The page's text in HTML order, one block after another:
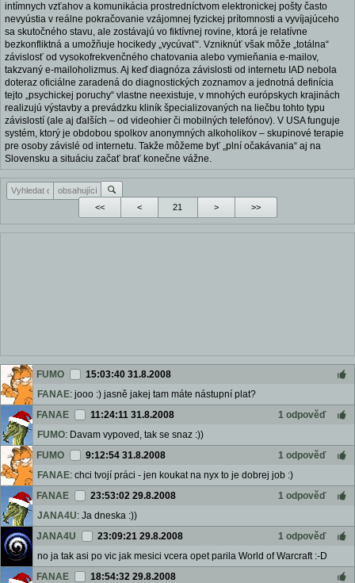
intímnych vzťahov a komunikácia prostredníctvom elektronickej pošty často
nevyústia v reálne pokračovanie vzájomnej fyzickej prítomnosti a vyvíjajúceho
sa skutočného stavu, ale zostávajú vo fiktívnej rovine, ktorá je relatívne
bezkonfliktná a umožňuje hocikedy „vycúvať“. Vzniknúť však môže „totálna“
závislosť od vysokofrekvenčného chatovania alebo vymieňania e-mailov,
takzvaný e-mailoholizmus. Aj keď diagnóza závislosti od internetu IAD nebola
doteraz oficiálne zaradená do diagnostických zoznamov a jednotná definícia
tejto „psychickej poruchy“ vlastne neexistuje, v mnohých európskych krajinách
realizujú výstavby a prevádzku kliník špecializovaných na liečbu tohto typu
závislostí (ale aj ďalších – od videohier či mobilných telefónov). V USA funguje
systém, ktorý je obdobou spolkov anonymných alkoholikov – skupinové terapie
pre osoby závislé od internetu. Takže môžeme byť „plní očakávania“ aj na
Slovensku a situáciu začať brať konečne vážne.
<< < > >>
FUMO
15:03:40 31.8.2008
FANAE: jooo :) jasně jakej tam máte nástupní plat?
FANAE
11:24:11 31.8.2008
1 odpověď
FUMO: Davam vypoved, tak se snaz :))
FUMO
9:12:54 31.8.2008
1 odpověď
FANAE: chci tvojí práci - jen koukat na nyx to je dobrej job :)
FANAE
23:53:02 29.8.2008
1 odpověď
JANA4U: Ja dneska :))
JANA4U
23:09:21 29.8.2008
1 odpověď
no ja tak asi po vic jak mesici vcera opet parila World of Warcraft :-D
FANAE
18:54:32 29.8.2008